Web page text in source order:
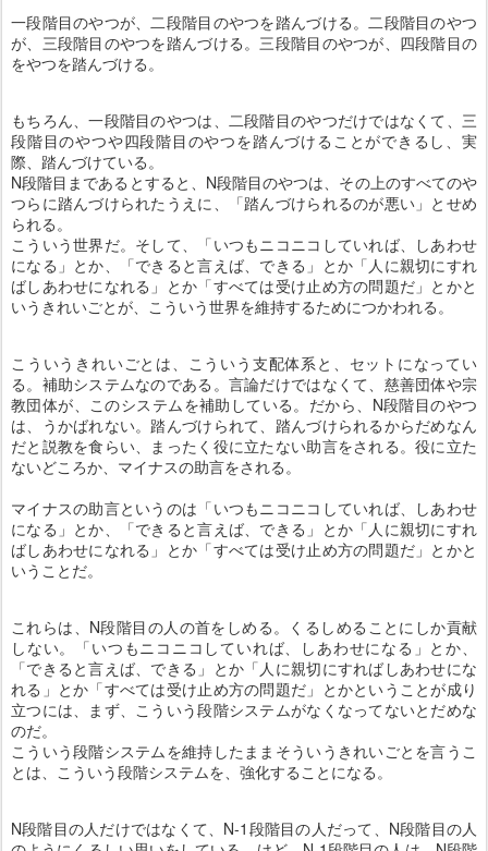
一段階目のやつが、二段階目のやつを踏んづける。二段階目のやつ
が、三段階目のやつを踏んづける。三段階目のやつが、四段階目の
をやつを踏んづける。
もちろん、一段階目のやつは、二段階目のやつだけではなくて、三
段階目のやつや四段階目のやつを踏んづけることができるし、実
際、踏んづけている。
N段階目まであるとすると、N段階目のやつは、その上のすべてのや
つらに踏んづけられたうえに、「踏んづけられるのが悪い」とせめ
られる。
こういう世界だ。そして、「いつもニコニコしていれば、しあわせ
になる」とか、「できると言えば、できる」とか「人に親切にすれ
ばしあわせになれる」とか「すべては受け止め方の問題だ」とかと
いうきれいごとが、こういう世界を維持するためにつかわれる。
こういうきれいごとは、こういう支配体系と、セットになってい
る。補助システムなのである。言論だけではなくて、慈善団体や宗
教団体が、このシステムを補助している。だから、N段階目のやつ
は、うかばれない。踏んづけられて、踏んづけられるからだめなん
だと説教を食らい、まったく役に立たない助言をされる。役に立た
ないどころか、マイナスの助言をされる。
マイナスの助言というのは「いつもニコニコしていれば、しあわせ
になる」とか、「できると言えば、できる」とか「人に親切にすれ
ばしあわせになれる」とか「すべては受け止め方の問題だ」とかと
いうことだ。
これらは、N段階目の人の首をしめる。くるしめることにしか貢献
しない。「いつもニコニコしていれば、しあわせになる」とか、
「できると言えば、できる」とか「人に親切にすればしあわせにな
れる」とか「すべては受け止め方の問題だ」とかということが成り
立つには、まず、こういう段階システムがなくなってないとだめな
のだ。
こういう段階システムを維持したままそういうきれいごとを言うこ
とは、こういう段階システムを、強化することになる。
N段階目の人だけではなくて、N-1段階目の人だって、N段階目の人